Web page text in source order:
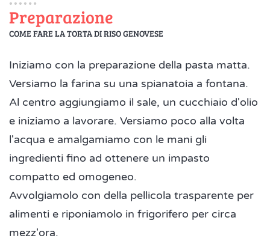
Preparazione
COME FARE LA TORTA DI RISO GENOVESE
Iniziamo con la preparazione della pasta matta.
Versiamo la farina su una spianatoia a fontana.
Al centro aggiungiamo il sale, un cucchiaio d'olio
e iniziamo a lavorare. Versiamo poco alla volta
l'acqua e amalgamiamo con le mani gli
ingredienti fino ad ottenere un impasto
compatto ed omogeneo.
Avvolgiamolo con della pellicola trasparente per
alimenti e riponiamolo in frigorifero per circa
mezz'ora.